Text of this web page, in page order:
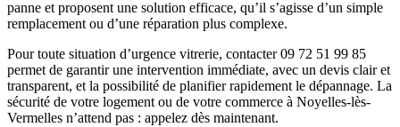
panne et proposent une solution efficace, qu’il s’agisse d’un simple
remplacement ou d’une réparation plus complexe.
Pour toute situation d’urgence vitrerie, contacter 09 72 51 99 85
permet de garantir une intervention immédiate, avec un devis clair et
transparent, et la possibilité de planifier rapidement le dépannage. La
sécurité de votre logement ou de votre commerce à Noyelles-lès-
Vermelles n’attend pas : appelez dès maintenant.